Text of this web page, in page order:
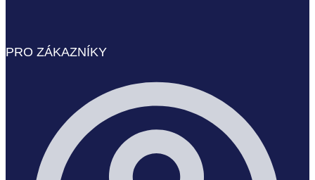
PRO ZÁKAZNÍKY